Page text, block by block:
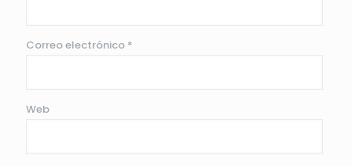
Correo electrónico *
Web